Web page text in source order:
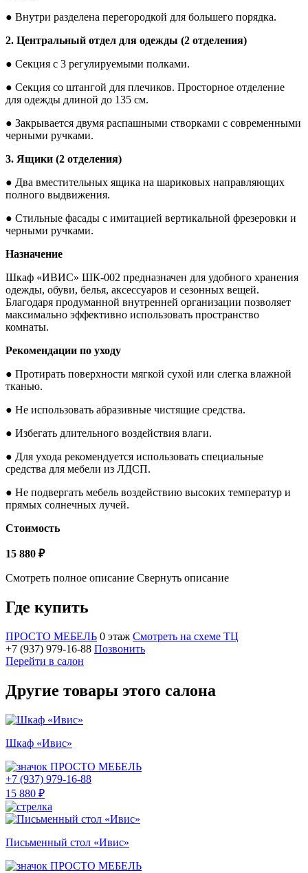
● Внутри разделена перегородкой для большего порядка.
2. Центральный отдел для одежды (2 отделения)
● Секция с 3 регулируемыми полками.
● Секция со штангой для плечиков. Просторное отделение
для одежды длиной до 135 см.
● Закрывается двумя распашными створками с современными
черными ручками.
3. Ящики (2 отделения)
● Два вместительных ящика на шариковых направляющих
полного выдвижения.
● Стильные фасады с имитацией вертикальной фрезеровки и
черными ручками.
Назначение
Шкаф «ИВИС» ШК-002 предназначен для удобного хранения
одежды, обуви, белья, аксессуаров и сезонных вещей.
Благодаря продуманной внутренней организации позволяет
максимально эффективно использовать пространство
комнаты.
Рекомендации по уходу
● Протирать поверхности мягкой сухой или слегка влажной
тканью.
● Не использовать абразивные чистящие средства.
● Избегать длительного воздействия влаги.
● Для ухода рекомендуется использовать специальные
средства для мебели из ЛДСП.
● Не подвергать мебель воздействию высоких температур и
прямых солнечных лучей.
Стоимость
15 880 ₽
Смотреть полное описание Свернуть описание
Где купить
ПРОСТО МЕБЕЛЬ 0 этаж Смотреть на схеме ТЦ
+7 (937) 979-16-88 Позвонить
Перейти в салон
Другие товары этого салона
Шкаф «Ивис»
ПРОСТО МЕБЕЛЬ
+7 (937) 979-16-88
15 880 ₽
Письменный стол «Ивис»
ПРОСТО МЕБЕЛЬ